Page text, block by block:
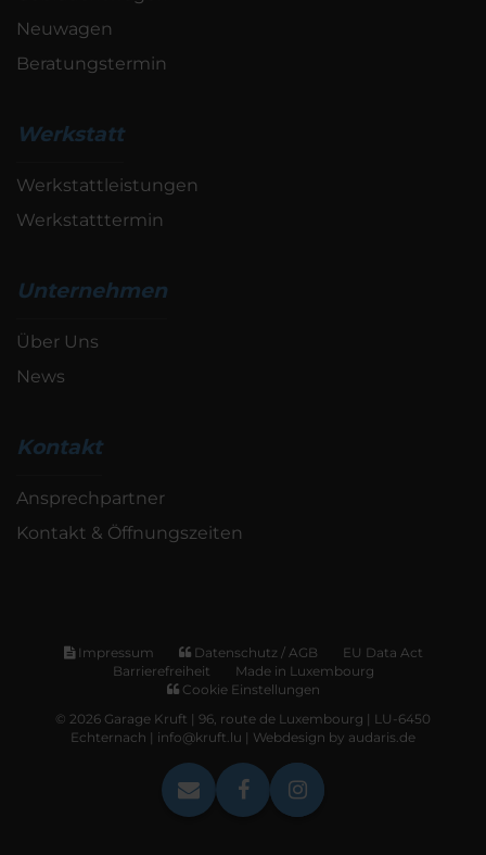
Neuwagen
Beratungstermin
Werkstatt
Werkstattleistungen
Werkstatttermin
Unternehmen
Über Uns
News
Kontakt
Ansprechpartner
Kontakt & Öffnungszeiten
Impressum Datenschutz / AGB
EU Data Act
Barrierefreiheit
Made in Luxembourg
Cookie Einstellungen
© 2026 Garage Kruft | 96, route de Luxembourg | LU-6450
Echternach | info@kruft.lu | Webdesign by audaris.de